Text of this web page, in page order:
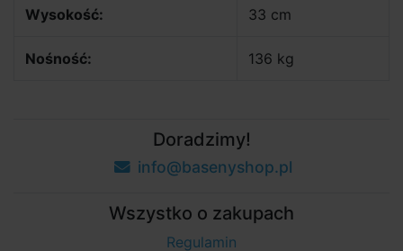
Wysokość: 33 cm
Nośność: 136 kg
Doradzimy!
info@basenyshop.pl
Wszystko o zakupach
Regulamin